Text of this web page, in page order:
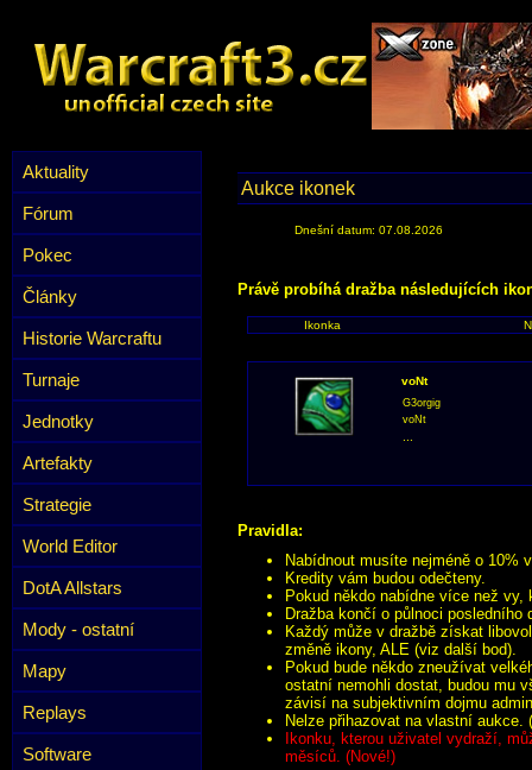
Aktuality
Fórum
Pokec
Články
Historie Warcraftu
Turnaje
Jednotky
Artefakty
Strategie
World Editor
DotA Allstars
Mody - ostatní
Mapy
Replays
Software
Aukce ikonek
Dnešní datum: 07.08.2026
Právě probíhá dražba následujících
Ikonka
voNt
G3orgig
voNt
Pravidla:
Nabídnout musíte nejméně o
Kredity vám budou odečteny.
Pokud někdo nabídne více než
Dražba končí o půlnoci posledního
Každý může v dražbě získat
změně ikony, ALE (viz další bod).
Pokud bude někdo zneužívat
ostatní nemohli dostat, budou mu
závisí na subjektivním dojmu
Nelze přihazovat na vlastní aukce.
Ikonku, kterou uživatel vydraží,
měsíců. (Nové!)